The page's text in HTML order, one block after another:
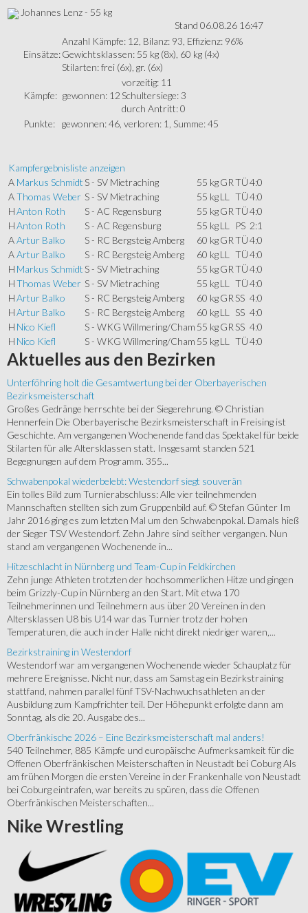
Johannes Lenz - 55 kg
Stand 06.08.26 16:47
Einsätze:
Anzahl Kämpfe: 12, Bilanz: 93, Effizienz: 96%
Gewichtsklassen: 55 kg (8x), 60 kg (4x)
Stilarten: frei (6x), gr. (6x)
Kämpfe: gewonnen: 12
vorzeitig: 11
Schultersiege: 3
durch Antritt: 0
Punkte: gewonnen: 46, verloren: 1, Summe: 45
Kampfergebnisliste anzeigen
A Markus Schmidt S - SV Mietraching 55 kgGRTÜ4:0
AThomas Weber S - SV Mietraching 55 kgLL TÜ4:0
HAnton Roth S - AC Regensburg 55 kgGRTÜ4:0
HAnton Roth S - AC Regensburg 55 kgLL PS 2:1
AArtur Balko S - RC Bergsteig Amberg 60 kgGRTÜ4:0
AArtur Balko S - RC Bergsteig Amberg 60 kgLL TÜ4:0
H Markus Schmidt S - SV Mietraching 55 kgGRTÜ4:0
HThomas Weber S - SV Mietraching 55 kgLL TÜ4:0
HArtur Balko S - RC Bergsteig Amberg 60 kgGR SS 4:0
HArtur Balko S - RC Bergsteig Amberg 60 kgLL SS 4:0
H Nico Kiefl S - WKG Willmering/Cham 55 kgGR SS 4:0
H Nico Kiefl S - WKG Willmering/Cham 55 kgLL TÜ4:0
Aktuelles aus den Bezirken
Unterföhring holt die Gesamtwertung bei der Oberbayerischen
Bezirksmeisterschaft
Großes Gedränge herrschte bei der Siegerehrung. © Christian
Hennerfein Die Oberbayerische Bezirksmeisterschaft in Freising ist
Geschichte. Am vergangenen Wochenende fand das Spektakel für beide
Stilarten für alle Altersklassen statt. Insgesamt standen 521
Begegnungen auf dem Programm. 355...
Schwabenpokal wiederbelebt: Westendorf siegt souverän
Ein tolles Bild zum Turnierabschluss: Alle vier teilnehmenden
Mannschaften stellten sich zum Gruppenbild auf. © Stefan Günter Im
Jahr 2016 ging es zum letzten Mal um den Schwabenpokal. Damals hieß
der Sieger TSV Westendorf. Zehn Jahre sind seither vergangen. Nun
stand am vergangenen Wochenende in...
Hitzeschlacht in Nürnberg und Team-Cup in Feldkirchen
Zehn junge Athleten trotzten der hochsommerlichen Hitze und gingen
beim Grizzly-Cup in Nürnberg an den Start. Mit etwa 170
Teilnehmerinnen und Teilnehmern aus über 20 Vereinen in den
Altersklassen U8 bis U14 war das Turnier trotz der hohen
Temperaturen, die auch in der Halle nicht direkt niedriger waren,...
Bezirkstraining in Westendorf
Westendorf war am vergangenen Wochenende wieder Schauplatz für
mehrere Ereignisse. Nicht nur, dass am Samstag ein Bezirkstraining
stattfand, nahmen parallel fünf TSV-Nachwuchsathleten an der
Ausbildung zum Kampfrichter teil. Der Höhepunkt erfolgte dann am
Sonntag, als die 20. Ausgabe des...
Oberfränkische 2026 – Eine Bezirksmeisterschaft mal anders!
540 Teilnehmer, 885 Kämpfe und europäische Aufmerksamkeit für die
Offenen Oberfränkischen Meisterschaften in Neustadt bei Coburg Als
am frühen Morgen die ersten Vereine in der Frankenhalle von Neustadt
bei Coburg eintrafen, war bereits zu spüren, dass die Offenen
Oberfränkischen Meisterschaften...
Nike Wrestling